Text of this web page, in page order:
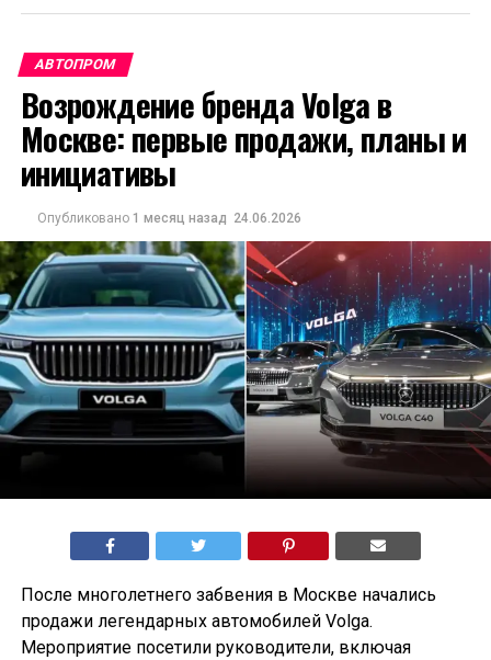
АВТОПРОМ
Возрождение бренда Volga в
Москве: первые продажи, планы и
инициативы
Опубликовано 1 месяц назад 24.06.2026
После многолетнего забвения в Москве начались
продажи легендарных автомобилей Volga.
Мероприятие посетили руководители, включая